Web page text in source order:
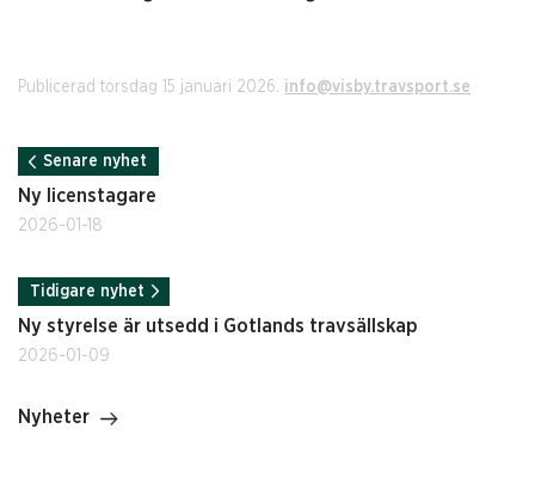
Publicerad torsdag 15 januari 2026. info@visby.travsport.se
Senare nyhet
Ny licenstagare
2026-01-18
Tidigare nyhet
Ny styrelse är utsedd i Gotlands travsällskap
2026-01-09
Nyheter